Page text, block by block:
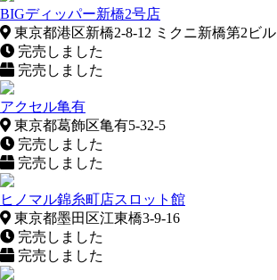
BIGディッパー新橋2号店
東京都港区新橋2-8-12 ミクニ新橋第2ビル
完売しました
完売しました
アクセル亀有
東京都葛飾区亀有5-32-5
完売しました
完売しました
ヒノマル錦糸町店スロット館
東京都墨田区江東橋3-9-16
完売しました
完売しました